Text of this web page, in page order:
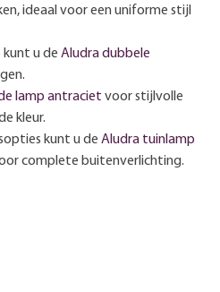
ideaal voor een uniforme stijl
u de Aludra dubbele
lamp antraciet voor stijlvolle
kleur.
kunt u de Aludra tuinlamp
complete buitenverlichting.